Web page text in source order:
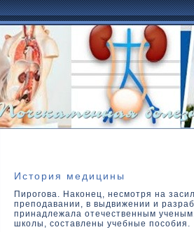
История медицины
Пирогова. Наконец, несмотря на
преподавании, в выдвижении и
принадлежала отечественным
шкοлы, составлены учебные пособия.